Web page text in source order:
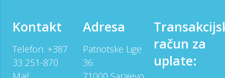
Kontakt
Telefon: +387
33 251-870
Adresa
Patriotske Lige
36
račun za
uplate: